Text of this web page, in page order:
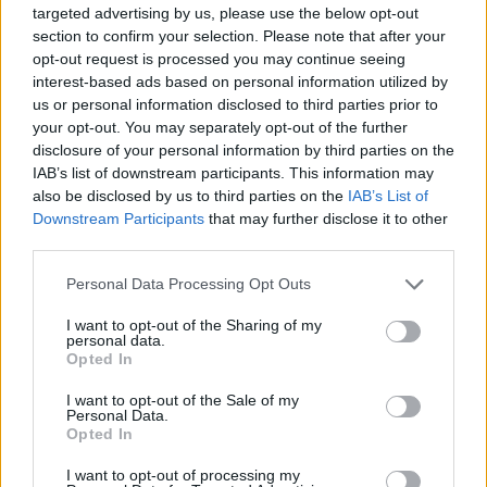
targeted advertising by us, please use the below opt-out
section to confirm your selection. Please note that after your
opt-out request is processed you may continue seeing
interest-based ads based on personal information utilized by
us or personal information disclosed to third parties prior to
your opt-out. You may separately opt-out of the further
disclosure of your personal information by third parties on the
IAB’s list of downstream participants. This information may
also be disclosed by us to third parties on the IAB’s List of
Downstream Participants that may further disclose it to other
Personal Data Processing Opt Outs
I want to opt-out of the Sharing of my
personal data.
Opted In
I want to opt-out of the Sale of my
Personal Data.
Opted In
I want to opt-out of processing my
O ašaroms pradingus, ji ir vėl panirs į šokį.
Šįkart – į ypatingai išlaisvinantį, be iš anksto
surepetuotos choreografijos, be iš anksto
žinomos muzikos ir net be nuosavo partnerio.
„Sakiau, kad eisiu taip, kaip į diskoteką. O
kaip ten bus, taip bus. Juk, kai eini į
diskoteką, niekuomet nežinai, kaip ten bus.
Net nežinai, ką sutiksi“, – šypsosis Jurgita.
Visa tai atsispindės ir improvizuotame
Jurgitos šokyje, kuriuo jos partneris Adrianas
bus sužavėtas: „Ši mergina – gražiausia, ką
turi Lietuva. Žiūrėkite, kokį kūną ji turi, koks